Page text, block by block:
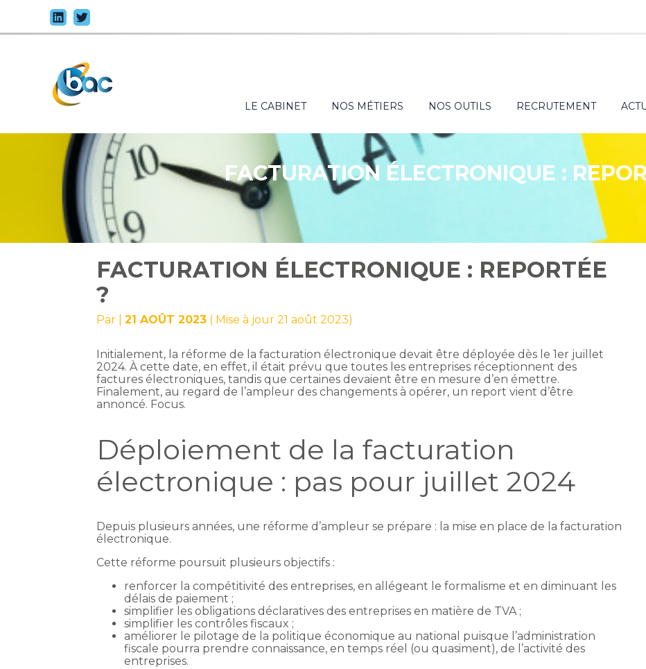
au
contenu
Principal
LE CABINET NOS MÉTIERS NOS OUTILS RECRUTEMENT
FACTURATION ÉLECTRONIQUE :
FACTURATION ÉLECTRONIQUE : REPORTÉE
?
Par |21 AOÛT 2023 ( Mise à jour 21 août 2023)
Initialement, la réforme de la facturation électronique devait être déployée dès le 1er juillet
2024. À cette date, en effet, il était prévu que toutes les entreprises réceptionnent des
factures électroniques, tandis que certaines devaient être en mesure d’en émettre.
Finalement, au regard de l’ampleur des changements à opérer, un report vient d’être
annoncé. Focus.
Déploiement de la facturation
électronique : pas pour juillet 2024
Depuis plusieurs années, une réforme d’ampleur se prépare : la mise en place de la facturation
électronique.
Cette réforme poursuit plusieurs objectifs :
renforcer la compétitivité des entreprises, en allégeant le formalisme et en diminuant les
délais de paiement ;
simplifier les obligations déclaratives des entreprises en matière de TVA ;
simplifier les contrôles fiscaux ;
améliorer le pilotage de la politique économique au national puisque l’administration
fiscale pourra prendre connaissance, en temps réel (ou quasiment), de l’activité des
entreprises.